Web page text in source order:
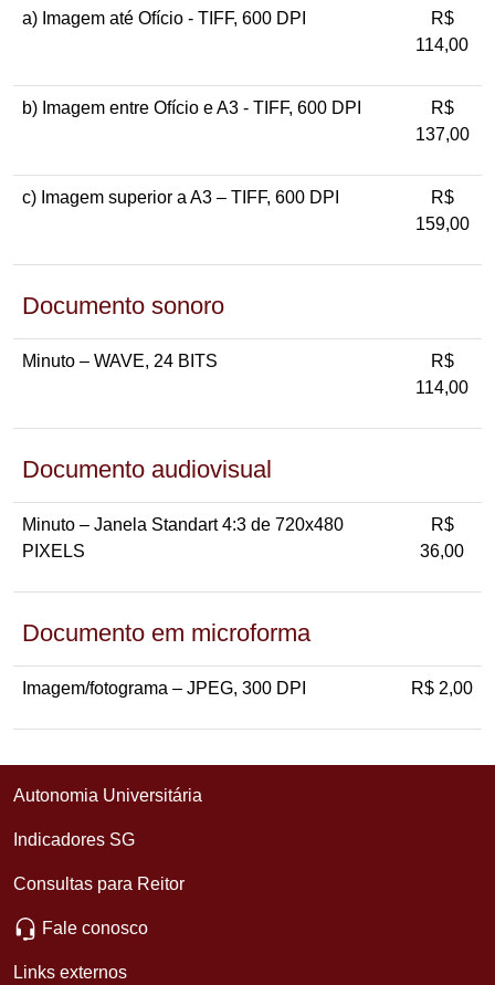
a) Imagem até Ofício - TIFF, 600 DPI
R$
114,00
b) Imagem entre Ofício e A3 - TIFF, 600 DPI
R$
137,00
c) Imagem superior a A3 – TIFF, 600 DPI
R$
159,00
Documento sonoro
Minuto – WAVE, 24 BITS
R$
114,00
Documento audiovisual
Minuto – Janela Standart 4:3 de 720x480
PIXELS
R$
36,00
Documento em microforma
Imagem/fotograma – JPEG, 300 DPI R$ 2,00
Autonomia Universitária
Indicadores SG
Consultas para Reitor
Fale conosco
Links externos